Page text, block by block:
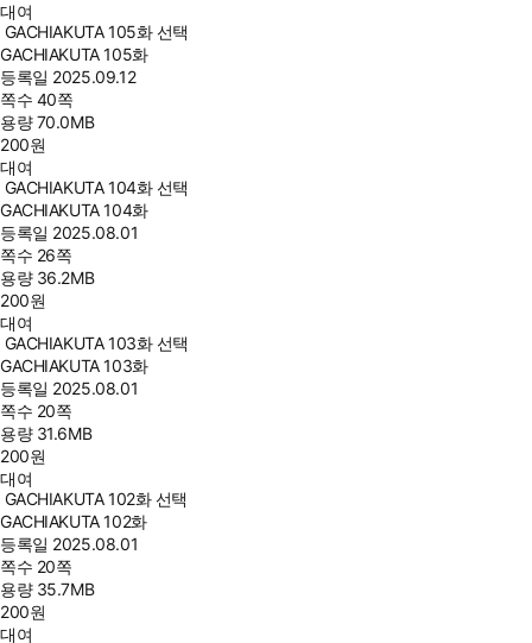
대여
GACHIAKUTA 105화 선택
GACHIAKUTA 105화
등록일 2025.09.12
쪽수 40쪽
용량70.0MB
200원
대여
GACHIAKUTA 104화 선택
GACHIAKUTA 104화
등록일 2025.08.01
쪽수 26쪽
용량 36.2MB
200원
대여
GACHIAKUTA 103화 선택
GACHIAKUTA 103화
등록일 2025.08.01
쪽수 20쪽
용량 31.6MB
200원
대여
GACHIAKUTA 102화 선택
GACHIAKUTA 102화
등록일 2025.08.01
쪽수 20쪽
용량 35.7MB
200원
대여